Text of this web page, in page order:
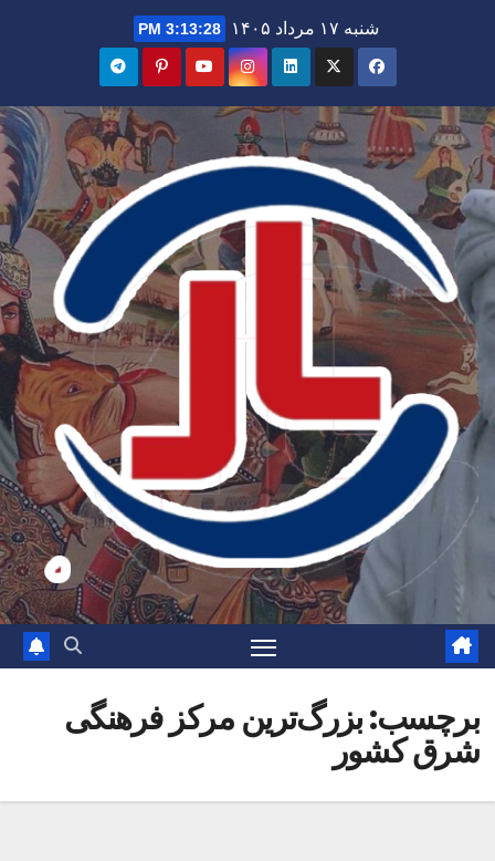
شنبه ۱۷ مرداد ۱۴۰۵ 3:13:29 PM
برچسب:بزرگ‌ترین مرکز فرهنگی
شرق کشور